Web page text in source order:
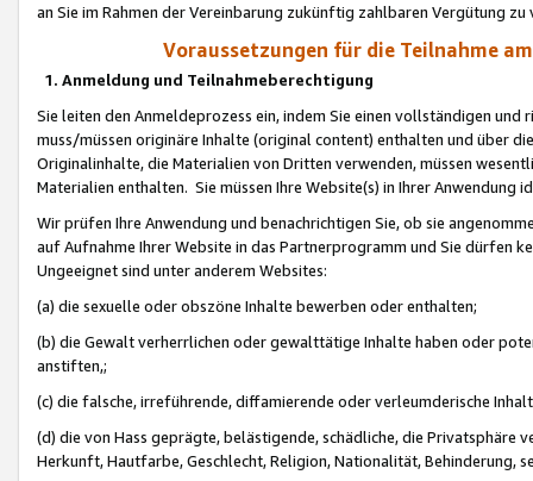
an Sie im Rahmen der Vereinbarung zukünftig zahlbaren Vergütung zu
Voraussetzungen für die Teilnahme
1. Anmeldung und Teilnahmeberechtigung
Sie leiten den Anmeldeprozess ein, indem Sie einen vollständigen
muss/müssen originäre Inhalte (original content) enthalten und über
Originalinhalte, die Materialien von Dritten verwenden, müssen
Materialien enthalten. Sie müssen Ihre Website(s) in Ihrer Anwendung
Wir prüfen Ihre Anwendung und benachrichtigen Sie, ob sie
auf Aufnahme Ihrer Website in das Partnerprogramm und Sie dürfen
Ungeeignet sind unter anderem Websites:
(a) die sexuelle oder obszöne Inhalte bewerben oder enthalten;
(b) die Gewalt verherrlichen oder gewalttätige Inhalte haben oder
anstiften,;
(c) die falsche, irreführende, diffamierende oder verleumderische
(d) die von Hass geprägte, belästigende, schädliche, die Privatsphäre
Herkunft, Hautfarbe, Geschlecht, Religion, Nationalität, Behinderung,